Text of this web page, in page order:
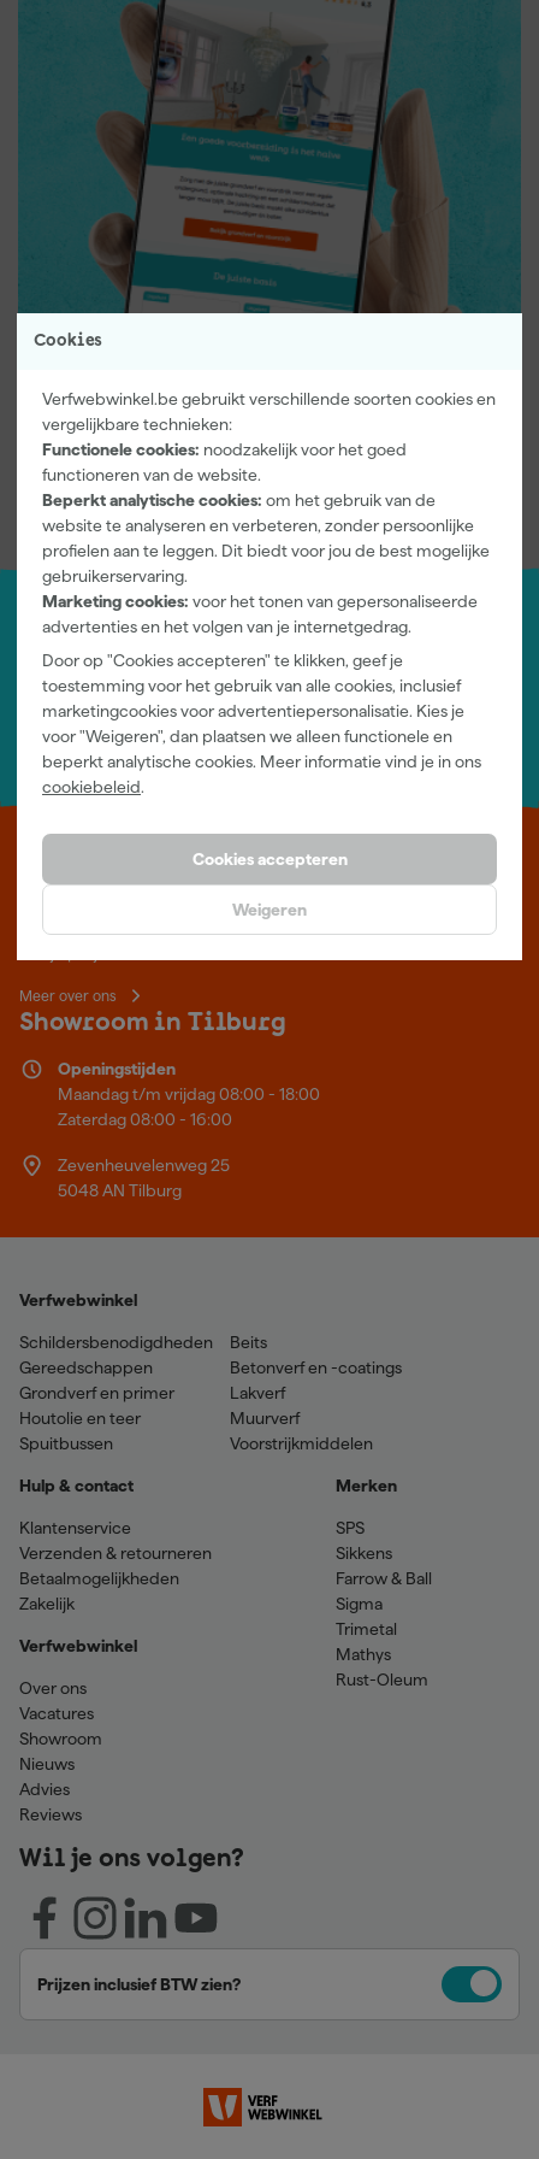
Cookies
Verfwebwinkel.be gebruikt verschillende soorten cookies en
vergelijkbare technieken:
Functionele cookies: noodzakelijk voor het goed
functioneren van de website.
Beperkt analytische cookies: om het gebruik van de
website te analyseren en verbeteren, zonder persoonlijke
profielen aan te leggen. Dit biedt voor jou de best mogelijke
gebruikerservaring.
Marketing cookies: voor het tonen van gepersonaliseerde
advertenties en het volgen van je internetgedrag.
Door op "Cookies accepteren" te klikken, geef je
toestemming voor het gebruik van alle cookies, inclusief
marketingcookies voor advertentiepersonalisatie. Kies je
voor "Weigeren", dan plaatsen we alleen functionele en
beperkt analytische cookies. Meer informatie vind je in ons
cookiebeleid.
Cookies accepteren
Weigeren
Nieuwsbrief.
Schrijf je in
Jouw account
Log-in en beheer je bestellingen en gegevens
Nieuwsbrief
Inschrijven wekelijkse nieuwsbrief
Wij helpen je graag
Neem contact op met één van onze specialisten.
Leer Verfwebwinkel beter kennen
Verf kopen doe je bij Verfwebwinkel.be, dé online verfwinkel van
België. Voordelige verf van topkwaliteit en gratis deskundig advies,
Meer over ons
Showroom in Tilburg
Openingstijden
Maandag t/m vrijdag 08:00 - 18:00
Zaterdag 08:00 - 16:00
Zevenheuvelenweg 25
5048 AN Tilburg
Verfwebwinkel
Schildersbenodigdheden
Gereedschappen
Grondverf en primer
Houtolie en teer
Spuitbussen
Beits
Betonverf en -coatings
Lakverf
Muurverf
Voorstrijkmiddelen
Hulp & contact
Klantenservice
Verzenden & retourneren
Betaalmogelijkheden
Zakelijk
Verfwebwinkel
Over ons
Vacatures
Showroom
Nieuws
Advies
Reviews
Merken
SPS
Sikkens
Farrow & Ball
Sigma
Trimetal
Mathys
Rust-Oleum
Wil je ons volgen?
Prijzen inclusief BTW zien?